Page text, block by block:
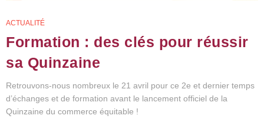
ACTUALITÉ
Formation : des clés pour réussir
sa Quinzaine
Retrouvons-nous nombreux le 21 avril pour ce 2e et dernier temps
d’échanges et de formation avant le lancement officiel de la
Quinzaine du commerce équitable !